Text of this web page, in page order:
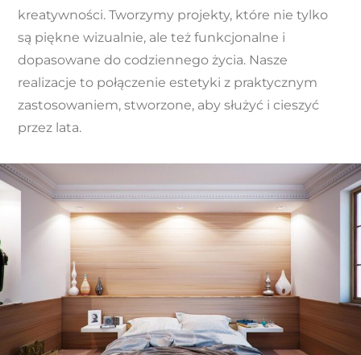
kreatywności. Tworzymy projekty, które nie tylko
są piękne wizualnie, ale też funkcjonalne i
dopasowane do codziennego życia. Nasze
realizacje to połączenie estetyki z praktycznym
zastosowaniem, stworzone, aby służyć i cieszyć
przez lata.